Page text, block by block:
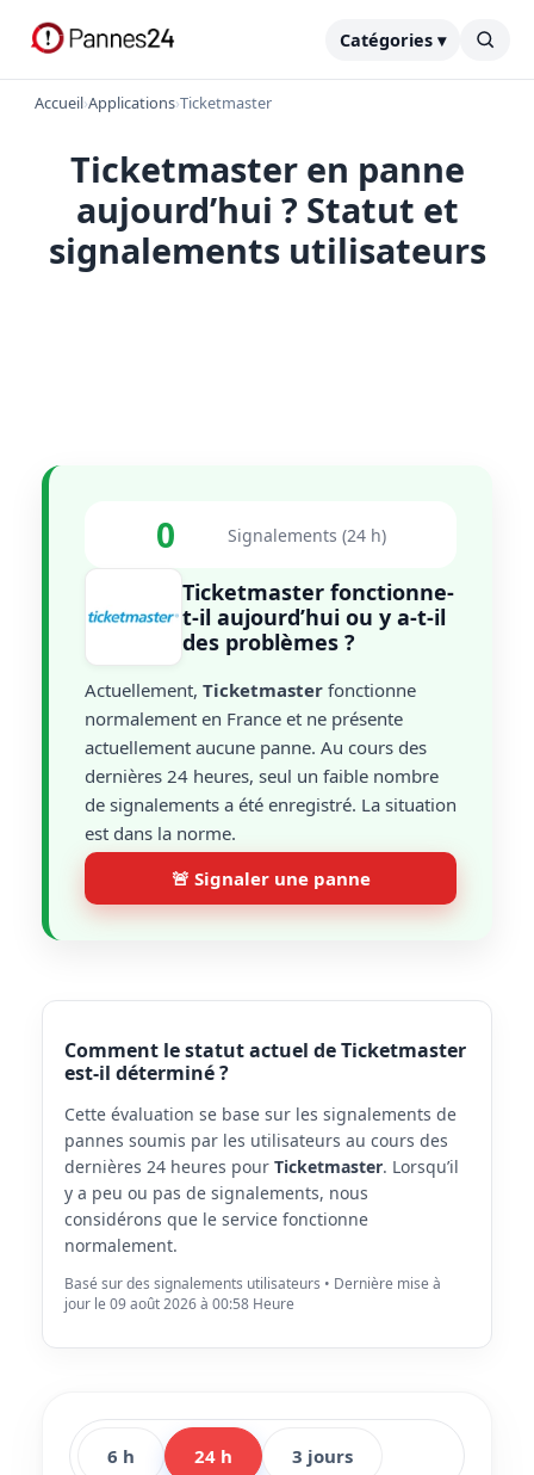
Catégories ▾
Accueil›Applications›Ticketmaster
Ticketmaster en panne
aujourd’hui ? Statut et
signalements utilisateurs
0 Signalements (24 h)
Ticketmaster fonctionne-
t-il aujourd’hui ou y a-t-il
des problèmes ?
Actuellement, Ticketmaster fonctionne
normalement en France et ne présente
actuellement aucune panne. Au cours des
dernières 24 heures, seul un faible nombre
de signalements a été enregistré. La situation
est dans la norme.
🚨 Signaler une panne
Comment le statut actuel de Ticketmaster
est-il déterminé ?
Cette évaluation se base sur les signalements de
pannes soumis par les utilisateurs au cours des
dernières 24 heures pour Ticketmaster. Lorsqu’il
y a peu ou pas de signalements, nous
considérons que le service fonctionne
normalement.
Basé sur des signalements utilisateurs • Dernière mise à
jour le 09 août 2026 à 00:58 Heure
6 h 24 h 3 jours